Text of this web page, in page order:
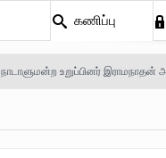
கணிப்பு
நாடாளுமன்ற உறுப்பினர் இராமநாதன்